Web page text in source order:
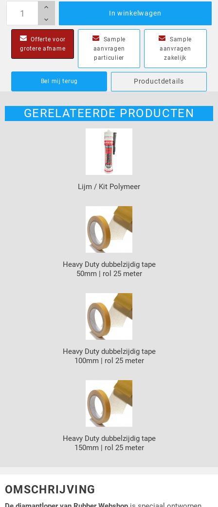
In winkelwagen
Offerte voor
grotere afname
Sample
aanvragen
particulier
Sample
aanvragen
zakelijk
Bel mij terug Productdetails
GERELATEERDE PRODUCTEN
Lijm / Kit Polymeer
Heavy Duty dubbelzijdig tape
50mm | rol 25 meter
Heavy Duty dubbelzijdig tape
100mm | rol 25 meter
Heavy Duty dubbelzijdig tape
150mm | rol 25 meter
OMSCHRIJVING